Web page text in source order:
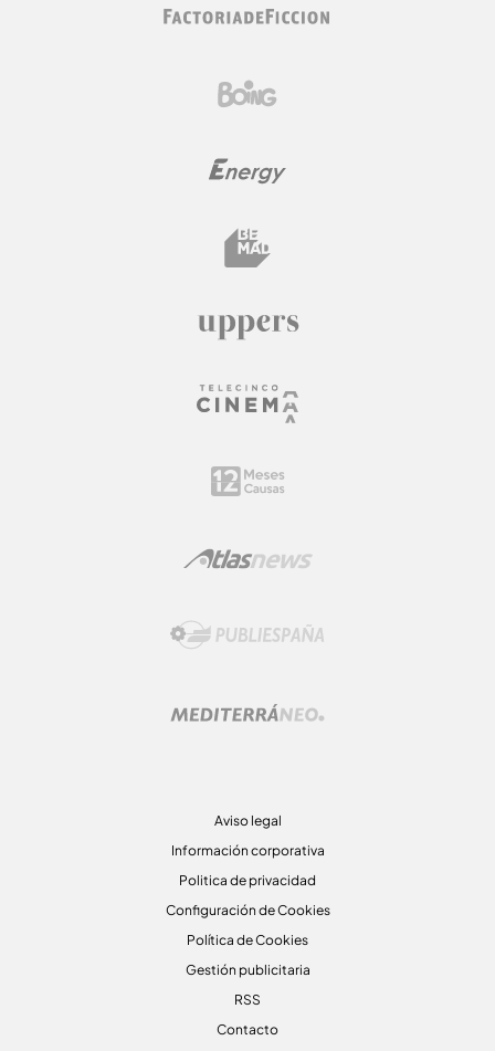
Aviso legal
Información corporativa
Politica de privacidad
Configuración de Cookies
Política de Cookies
Gestión publicitaria
RSS
Contacto